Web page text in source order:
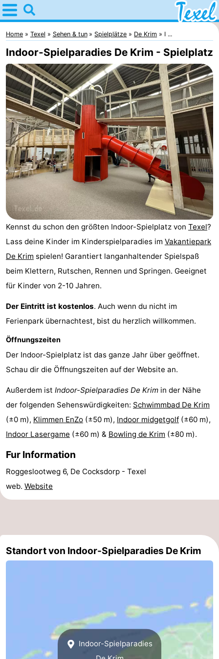
Home
Texel
Tipps
Für
kindern
Dorfer
-
Den
Burg
-
Den
-
Cocksdorp
De
Koog
-
Oudeschild
-
De
Waal
-
Oosterend
Natur
Aussichtspunkte
Übernachten
Appartements
-
Bosch
en
Zee
-
De
Vlijt
-
Hoeve
Holland
-
Land
en
Zeezicht
-
Strandhuys
-
Strandplevier
Campingplätze
't
-
Home Texel Sehen & tun Spielplätze De Krim I ...
Indoor-Spielparadies De Krim - Spielplatz
Kennst du schon den größten Indoor-Spielplatz von Texel?
Lass deine Kinder im Kinderspielparadies im Vakantiepark
De Krim spielen! Garantiert langanhaltender Spielspaß
beim Klettern, Rutschen, Rennen und Springen. Geeignet
für Kinder von 2-10 Jahren.
Der Eintritt ist kostenlos. Auch wenn du nicht im
Ferienpark übernachtest, bist du herzlich willkommen.
Öffnungszeiten
Der Indoor-Spielplatz ist das ganze Jahr über geöffnet.
Schau dir die Öffnungszeiten auf der Website an.
Außerdem ist Indoor-Spielparadies De Krim in der Nähe
der folgenden Sehenswürdigkeiten: Schwimmbad De Krim
(±0 m), Klimmen EnZo (±50 m), Indoor midgetgolf (±60 m),
Indoor Lasergame (±60 m) & Bowling de Krim (±80 m).
Fur Information
Roggeslootweg 6, De Cocksdorp - Texel
web. Website
Standort von Indoor-Spielparadies De Krim
Indoor-Spielparadies